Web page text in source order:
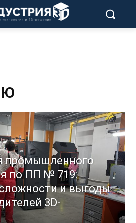
промышленного
по ПП № 719:
и выгоды
3D-